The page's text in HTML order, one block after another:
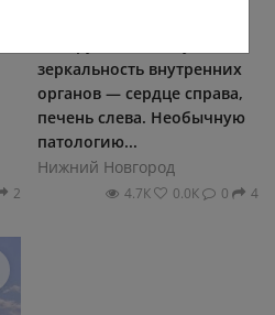
2
зеркальность внутренних
органов — сердце справа,
печень слева. Необычную
патологию...
Нижний Новгород
4.7К 0.0К 0 4